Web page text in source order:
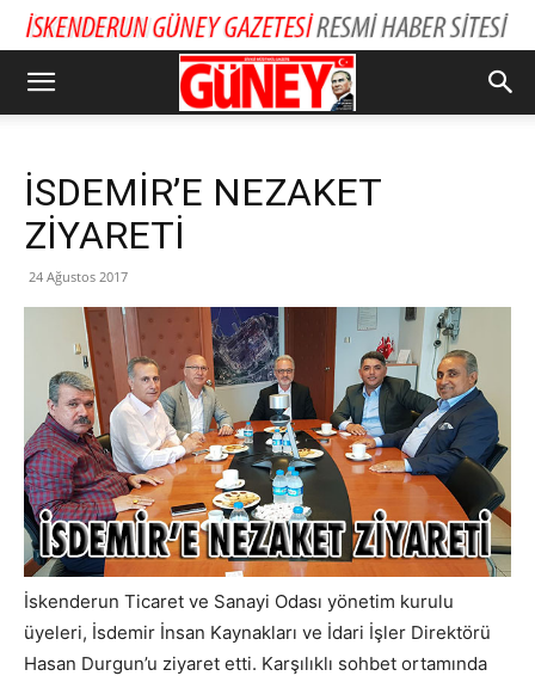
İSDEMİR’E NEZAKET
ZİYARETİ
24 Ağustos 2017
İskenderun Ticaret ve Sanayi Odası yönetim kurulu
üyeleri, İsdemir İnsan Kaynakları ve İdari İşler Direktörü
Hasan Durgun’u ziyaret etti. Karşılıklı sohbet ortamında